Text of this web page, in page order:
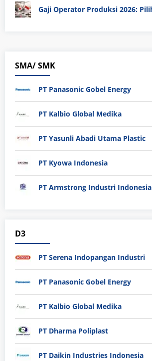
SMA/ SMK
PT Panasonic Gobel Energy
PT Kalbio Global Medika
PT Yasunli Abadi Utama Plastic
PT Kyowa Indonesia
PT Armstrong Industri Indonesia
D3
PT Serena Indopangan Industri
PT Panasonic Gobel Energy
PT Kalbio Global Medika
PT Dharma Poliplast
PT Daikin Industries Indonesia